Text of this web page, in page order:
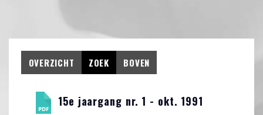
OVERZICHT ZOEK BOVEN
15e jaargang nr. 1 - okt. 1991